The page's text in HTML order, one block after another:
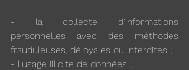
- la collecte d'informations
personnelles avec des méthodes
frauduleuses, déloyales ou interdites ;
- l'usage illicite de données ;